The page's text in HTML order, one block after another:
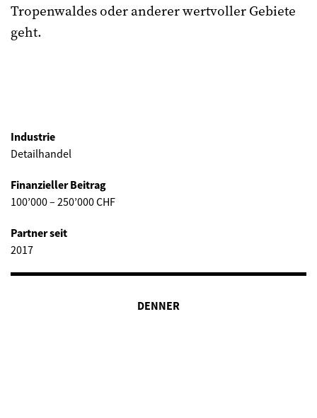
Tropenwaldes oder anderer wertvoller Gebiete
geht.
Industrie
Detailhandel
Finanzieller Beitrag
100’000 – 250’000 CHF
Partner seit
2017
DENNER